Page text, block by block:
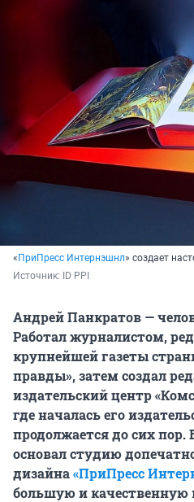
«ПриПресс Интернэшнл» создает
Источник: ID PPI
Андрей Панкратов —
Работал журналистом,
крупнейшей газеты
правды», затем создал
издательский центр
где началась его
продолжается до сих пор.
основал студию
дизайна«ПриПресс
большую и качественную